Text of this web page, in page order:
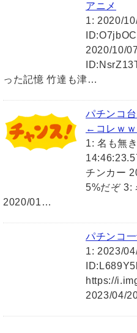
アニメ
1: 2020/
2020/10/
った記憶 竹達も津…
パチンコ
←コレｗｗ
1: 名も無
チンカー
5%だぞ 3:
2020/01…
パチンコ
1: 2023/
https://
2023/04/